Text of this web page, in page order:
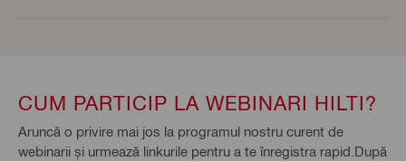
CUM PARTICIP LA WEBINARI HILTI?
Aruncă o privire mai jos la programul nostru curent de
webinarii și urmează linkurile pentru a te înregistra rapid.După